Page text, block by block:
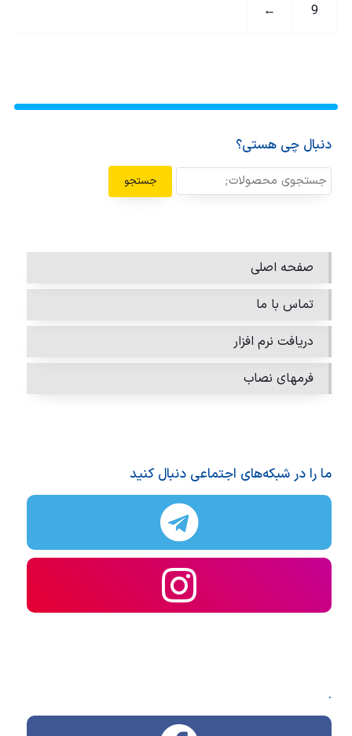
9
←
دنبال چی هستی؟
جستجو
صفحه اصلی
تماس با ما
دریافت نرم افزار
فرمهای نصاب
ما را در شبکه‌های اجتماعی دنبال کنید
.